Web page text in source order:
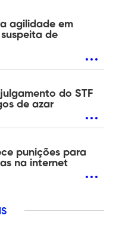
agilidade em
de
do STF
de azar
punições para
na internet